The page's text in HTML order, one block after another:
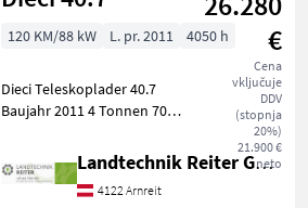
€
Cena
vključuje
DDV
(stopnja
20%)
21.900 €
neto
120 KM/88 kW L. pr. 2011 4050 h
Dieci Teleskoplader 40.7
Baujahr 2011 4 Tonnen 705
horizontale Reichweite
125PS FPT Motor 24 Zoll
Reifen 3. Steuerkreis Dieci
Landtechnik Reiter GmbH.
4122 Arnreit